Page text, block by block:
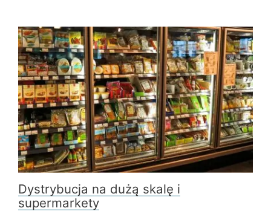
Dystrybucja na dużą skalę i
supermarkety